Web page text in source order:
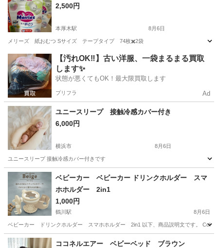
2,500円
本厚木駅 8月6日
メリーズ 紙おむつ Sサイズ テープタイプ 74枚✖️2袋
神奈川 厚木市 本厚木駅 ベビー用品
【汚れOK‼️】古い洋服、一袋まるまる買取
します✨
状態が悪くてもOK！最大限買取します
プリフラ Ad
ユニースリープ 接触冷感カバー付き
6,000円
横浜市 8月6日
ユニースリープ 接触冷感カバー付きです
神奈川 横浜市 ベビー用品
ベビーカー ベビーカー ドリンクホルダー スマ
ホホルダー 2in1
1,000円
鶴川駅 8月6日
ベビーカー ドリンクホルダー スマホホルダー 2in1 以下、商品説明文です。 Colulu
神奈川 川崎市 鶴川駅 ベビー用品
ココネルエアー ベビーベッド ブラウン